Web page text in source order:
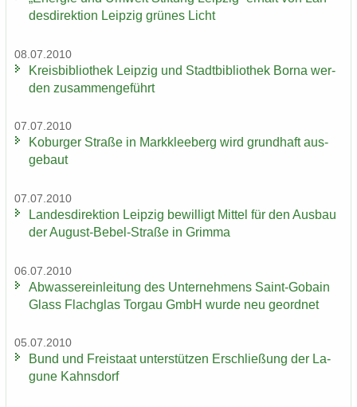
des­di­rek­ti­on Leip­zig grü­nes Licht
08.07.2010
Kreis­bi­blio­thek Leip­zig und Stadt­bi­blio­thek Borna wer­
den zu­sam­men­ge­führt
07.07.2010
Ko­bur­ger Stra­ße in Mark­klee­berg wird grund­haft aus­
ge­baut
07.07.2010
Lan­des­di­rek­ti­on Leip­zig be­wil­ligt Mit­tel für den Aus­bau
der August-​Bebel-Straße in Grim­ma
06.07.2010
Ab­was­ser­ein­lei­tung des Un­ter­neh­mens Saint-​Gobain
Glass Flach­glas Tor­gau GmbH wurde neu ge­ord­net
05.07.2010
Bund und Frei­staat un­ter­stüt­zen Er­schlie­ßung der La­
gu­ne Kahns­dorf